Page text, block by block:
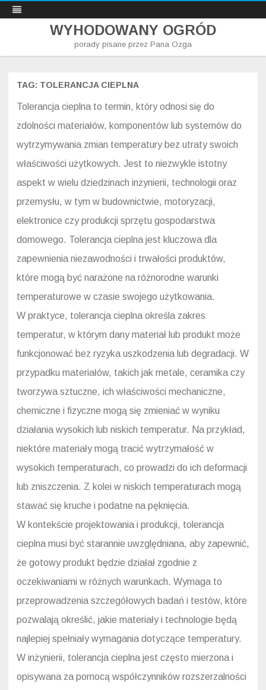
WYHODOWANY OGRÓD
porady pisane przez Pana Ozga
Skip
TAG: TOLERANCJA CIEPLNA
Tolerancja cieplna to termin, który odnosi się do
zdolności materiałów, komponentów lub systemów do
wytrzymywania zmian temperatury bez utraty swoich
właściwości użytkowych. Jest to niezwykle istotny
aspekt w wielu dziedzinach inżynierii, technologii oraz
przemysłu, w tym w budownictwie, motoryzacji,
elektronice czy produkcji sprzętu gospodarstwa
domowego. Tolerancja cieplna jest kluczowa dla
zapewnienia niezawodności i trwałości produktów,
które mogą być narażone na różnorodne warunki
temperaturowe w czasie swojego użytkowania.
W praktyce, tolerancja cieplna określa zakres
temperatur, w którym dany materiał lub produkt może
funkcjonować bez ryzyka uszkodzenia lub degradacji. W
przypadku materiałów, takich jak metale, ceramika czy
tworzywa sztuczne, ich właściwości mechaniczne,
chemiczne i fizyczne mogą się zmieniać w wyniku
działania wysokich lub niskich temperatur. Na przykład,
niektóre materiały mogą tracić wytrzymałość w
wysokich temperaturach, co prowadzi do ich deformacji
lub zniszczenia. Z kolei w niskich temperaturach mogą
stawać się kruche i podatne na pęknięcia.
W kontekście projektowania i produkcji, tolerancja
cieplna musi być starannie uwzględniana, aby zapewnić,
że gotowy produkt będzie działał zgodnie z
oczekiwaniami w różnych warunkach. Wymaga to
przeprowadzenia szczegółowych badań i testów, które
pozwalają określić, jakie materiały i technologie będą
najlepiej spełniały wymagania dotyczące temperatury.
W inżynierii, tolerancja cieplna jest często mierzona i
opisywana za pomocą współczynników rozszerzalności